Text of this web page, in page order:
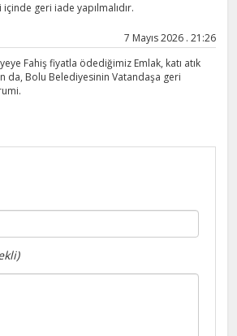
geri iade yapılmalıdır.
7 Mayıs 2026 . 21:26
Fahiş fiyatla ödediğimiz Emlak, katı atık
da, Bolu Belediyesinin Vatandaşa geri